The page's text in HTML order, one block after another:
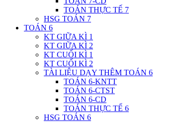
TOÁN THỰC TẾ 7
HSG TOÁN 7
TOÁN 6
KT GIỮA KÌ 1
KT GIỮA KÌ 2
KT CUỐI KÌ 1
KT CUỐI KÌ 2
TÀI LIỆU DẠY THÊM TOÁN 6
TOÁN 6-KNTT
TOÁN 6-CTST
TOÁN 6-CD
TOÁN THỰC TẾ 6
HSG TOÁN 6